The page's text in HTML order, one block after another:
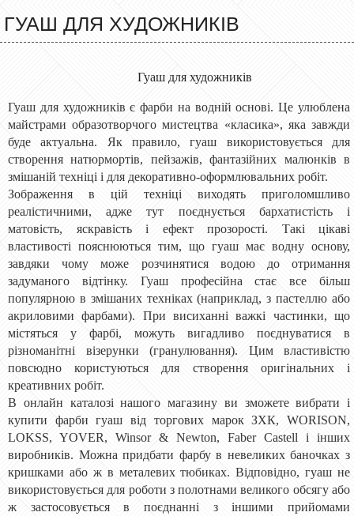
ГУАШ ДЛЯ ХУДОЖНИКІВ
Гуаш для художників
Гуаш для художників є фарби на водній основі. Це улюблена
майстрами образотворчого мистецтва «класика», яка завжди
буде актуальна. Як правило, гуаш використовується для
створення натюрмортів, пейзажів, фантазійних малюнків в
змішаній техніці і для декоративно-оформлювальних робіт.
Зображення в цій техніці виходять приголомшливо
реалістичними, адже тут поєднується бархатистість і
матовість, яскравість і ефект прозорості. Такі цікаві
властивості пояснюються тим, що гуаш має водну основу,
завдяки чому може розчинятися водою до отримання
задуманого відтінку. Гуаш професійна стає все більш
популярною в змішаних техніках (наприклад, з пастеллю або
акриловими фарбами). При висиханні важкі частинки, що
містяться у фарбі, можуть вигадливо поєднуватися в
різноманітні візерунки (гранулювання). Цим властивістю
повсюдно користуються для створення оригінальних і
креативних робіт.
В онлайн каталозі нашого магазину ви зможете вибрати і
купити фарби гуаш від торгових марок ЗХК, WORISON,
LOKSS, YOVER, Winsor & Newton, Faber Castell і інших
виробників. Можна придбати фарбу в невеликих баночках з
кришками або ж в металевих тюбиках. Відповідно, гуаш не
використовується для роботи з полотнами великого обсягу або
ж застосовується в поєднанні з іншими прийомами